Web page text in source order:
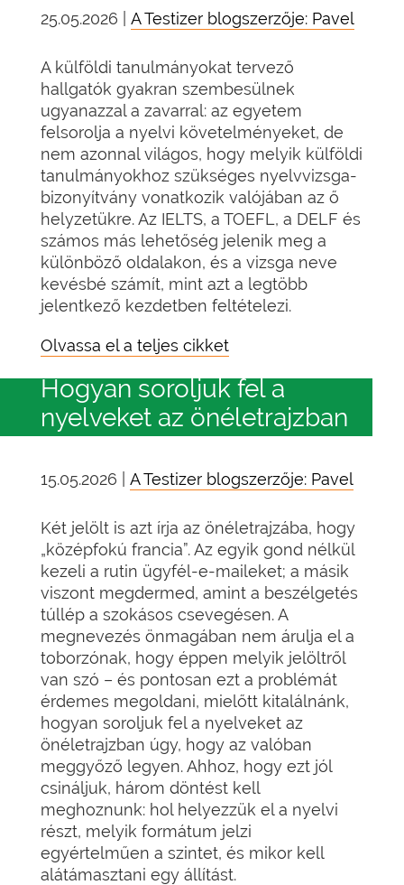
25.05.2026 | A Testizer blogszerzője: Pavel
A külföldi tanulmányokat tervező
hallgatók gyakran szembesülnek
ugyanazzal a zavarral: az egyetem
felsorolja a nyelvi követelményeket, de
nem azonnal világos, hogy melyik külföldi
tanulmányokhoz szükséges nyelvvizsga-
bizonyítvány vonatkozik valójában az ő
helyzetükre. Az IELTS, a TOEFL, a DELF és
számos más lehetőség jelenik meg a
különböző oldalakon, és a vizsga neve
kevésbé számít, mint azt a legtöbb
jelentkező kezdetben feltételezi.
Olvassa el a teljes cikket
Hogyan soroljuk fel a
nyelveket az önéletrajzban
15.05.2026 | A Testizer blogszerzője: Pavel
Két jelölt is azt írja az önéletrajzába, hogy
„középfokú francia”. Az egyik gond nélkül
kezeli a rutin ügyfél-e-maileket; a másik
viszont megdermed, amint a beszélgetés
túllép a szokásos csevegésen. A
megnevezés önmagában nem árulja el a
toborzónak, hogy éppen melyik jelöltről
van szó – és pontosan ezt a problémát
érdemes megoldani, mielőtt kitalálnánk,
hogyan soroljuk fel a nyelveket az
önéletrajzban úgy, hogy az valóban
meggyőző legyen. Ahhoz, hogy ezt jól
csináljuk, három döntést kell
meghoznunk: hol helyezzük el a nyelvi
részt, melyik formátum jelzi
egyértelműen a szintet, és mikor kell
alátámasztani egy állítást.